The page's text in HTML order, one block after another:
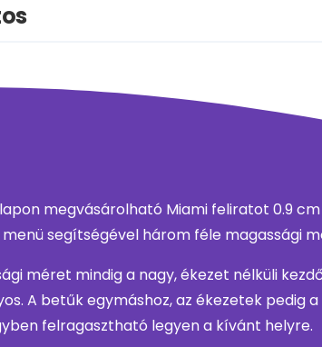
megvásárolható Miami feliratot 0.9
segítségével három féle magassági
méret mindig a nagy, ékezet nélküli
A betűk egymáshoz, az ékezetek pedig
felragasztható legyen a kívánt helyre.